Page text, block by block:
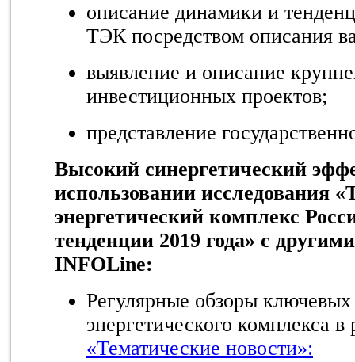
описание динамики и
ТЭК посредством описания
выявление и описание
инвестиционных проектов;
представление
Высокий синергетический
использовании исследования «
энергетический комплекс
тенденции 2019 года» с
INFOLine:
Регулярные обзоры
энергетического комплекса
«Тематические новости»: